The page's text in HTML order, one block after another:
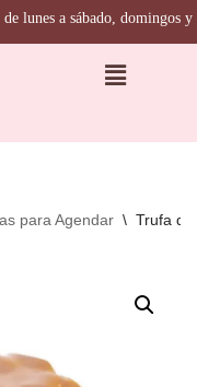
a sábado, domingos y
para Agendar \ Trufa